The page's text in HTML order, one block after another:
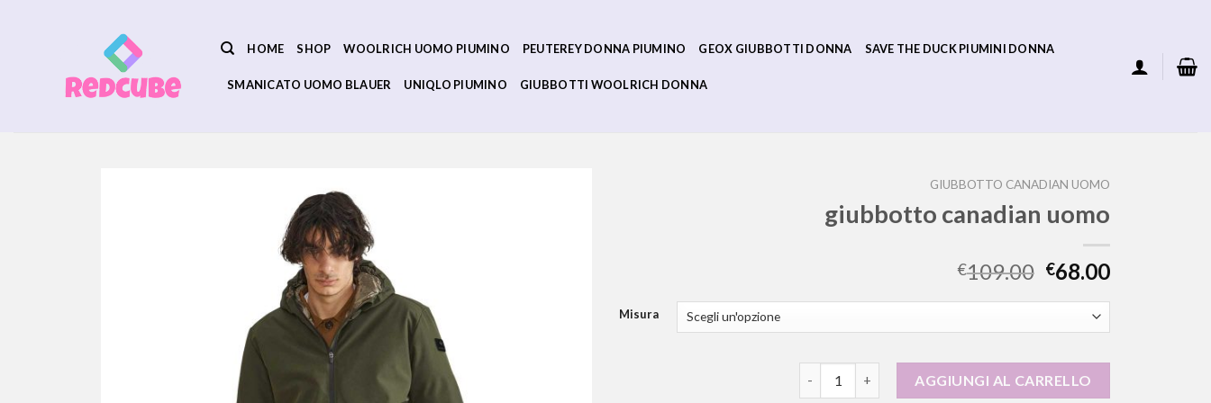
HOME SHOP WOOLRICH UOMO PIUMINO PEUTEREY DONNA PIUMINO GEOX GIUBBOTTI DONNA SAVE THE DUCK PIUMINI DONNA
SMANICATO UOMO BLAUER UNIQLO PIUMINO GIUBBOTTI WOOLRICH DONNA
GIUBBOTTO CANADIAN UOMO
giubbotto canadian uomo
€109.00 €68.00
Misura
AGGIUNGI AL CARRELLO